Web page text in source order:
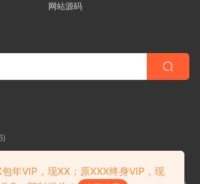
网站源码
年VIP，现XX；原XXX终身VIP，现